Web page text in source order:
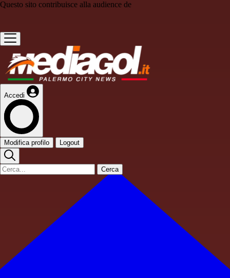
Questo sito contribuisce alla audience de
Accedi
Modifica profilo Logout
Cerca